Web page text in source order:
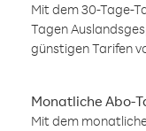
Mit dem 30-Tage-
Tagen
günstigen Tarifen
Monatliche Abo-
Mit dem